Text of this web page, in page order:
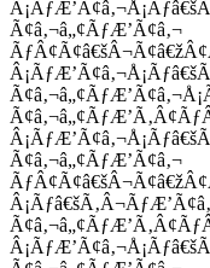
Ã¢â‚¬â„¢ÃƒÆ’Ã¢â‚¬
Ã¢â‚¬â„¢ÃƒÆ’Ã¢â‚¬